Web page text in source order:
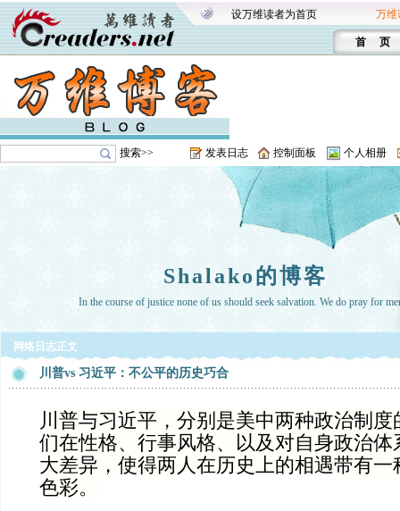
设万维读者为首页 万维
首 页
搜索>> 发表日志 控制面板 个人相册
Shalako的博客
In the course of justice none of us should seek salvation. We do pray for
网络日志正文
川普vs 习近平：不公平的历史巧合
川普与习近平，分别是美中两种政治制
们在性格、行事风格、以及对自身政治
大差异，使得两人在历史上的相遇带有
色彩。